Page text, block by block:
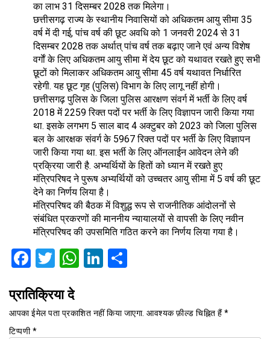
का लाभ 31 दिसम्बर 2028 तक मिलेगा।
छत्तीसगढ़ राज्य के स्थानीय निवासियों को अधिकतम आयु सीमा 35
वर्ष में दी गई, पांच वर्ष की छूट अवधि को 1 जनवरी 2024 से 31
दिसम्बर 2028 तक अर्थात् पांच वर्ष तक बढ़ाए जाने एवं अन्य विशेष
वर्गाें के लिए अधिकतम आयु सीमा में देय छूट को यथावत रखते हुए सभी
छूटों को मिलाकर अधिकतम आयु सीमा 45 वर्ष यथावत निर्धारित
रहेगी. यह छूट गृह (पुलिस) विभाग के लिए लागू नहीं होगी।
छत्तीसगढ़ पुलिस के जिला पुलिस आरक्षण संवर्ग में भर्ती के लिए वर्ष
2018 में 2259 रिक्त पदों पर भर्ती के लिए विज्ञापन जारी किया गया
था. इसके लगभग 5 साल बाद 4 अक्टुबर को 2023 को जिला पुलिस
बल के आरक्षक संवर्ग के 5967 रिक्त पदों पर भर्ती के लिए विज्ञापन
जारी किया गया था. इस भर्ती के लिए ऑनलाईन आवेदन लेने की
प्रक्रिया जारी है. अभ्यर्थियों के हितों को ध्यान में रखते हुए
मंत्रिपरिषद ने पुरूष अभ्यर्थियों को उच्चतर आयु सीमा में 5 वर्ष की छूट
देने का निर्णय लिया है।
मंत्रिपरिषद की बैठक में विशुद्ध रूप से राजनीतिक आंदोलनों से
संबंधित प्रकरणों की माननीय न्यायालयों से वापसी के लिए नवीन
मंत्रिपरिषद की उपसमिति गठित करने का निर्णय लिया गया है।
Facebook
Twitter
WhatsApp
LinkedIn
प्रातिक्रिया दे
आपका ईमेल पता प्रकाशित नहीं किया जाएगा. आवश्यक फ़ील्ड चिह्नित हैं*
टिप्पणी*